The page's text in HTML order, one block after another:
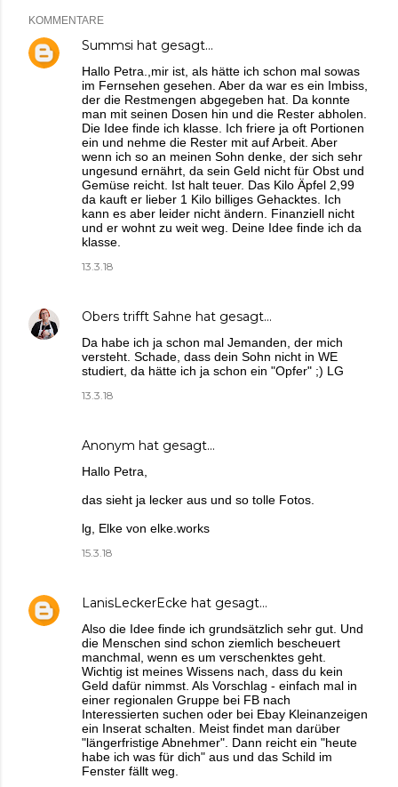
KOMMENTARE
Summsi hat gesagt…
Hallo Petra.,mir ist, als hätte ich schon mal sowas
im Fernsehen gesehen. Aber da war es ein Imbiss,
der die Restmengen abgegeben hat. Da konnte
man mit seinen Dosen hin und die Rester abholen.
Die Idee finde ich klasse. Ich friere ja oft Portionen
ein und nehme die Rester mit auf Arbeit. Aber
wenn ich so an meinen Sohn denke, der sich sehr
ungesund ernährt, da sein Geld nicht für Obst und
Gemüse reicht. Ist halt teuer. Das Kilo Äpfel 2,99
da kauft er lieber 1 Kilo billiges Gehacktes. Ich
kann es aber leider nicht ändern. Finanziell nicht
und er wohnt zu weit weg. Deine Idee finde ich da
klasse.
13.3.18
Obers trifft Sahne hat gesagt…
Da habe ich ja schon mal Jemanden, der mich
versteht. Schade, dass dein Sohn nicht in WE
studiert, da hätte ich ja schon ein "Opfer" ;) LG
13.3.18
Anonym hat gesagt…
Hallo Petra,
das sieht ja lecker aus und so tolle Fotos.
lg, Elke von elke.works
15.3.18
LanisLeckerEcke hat gesagt…
Also die Idee finde ich grundsätzlich sehr gut. Und
die Menschen sind schon ziemlich bescheuert
manchmal, wenn es um verschenktes geht.
Wichtig ist meines Wissens nach, dass du kein
Geld dafür nimmst. Als Vorschlag - einfach mal in
einer regionalen Gruppe bei FB nach
Interessierten suchen oder bei Ebay Kleinanzeigen
ein Inserat schalten. Meist findet man darüber
"längerfristige Abnehmer". Dann reicht ein "heute
habe ich was für dich" aus und das Schild im
Fenster fällt weg.